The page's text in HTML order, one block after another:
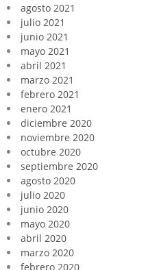
agosto 2021
julio 2021
junio 2021
mayo 2021
abril 2021
marzo 2021
febrero 2021
enero 2021
diciembre 2020
noviembre 2020
octubre 2020
septiembre 2020
agosto 2020
julio 2020
junio 2020
mayo 2020
abril 2020
marzo 2020
febrero 2020